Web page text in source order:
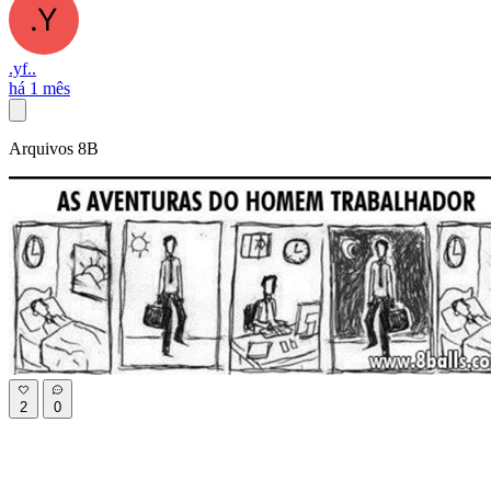
.yf..
há 1 mês
Arquivos 8B
2 0